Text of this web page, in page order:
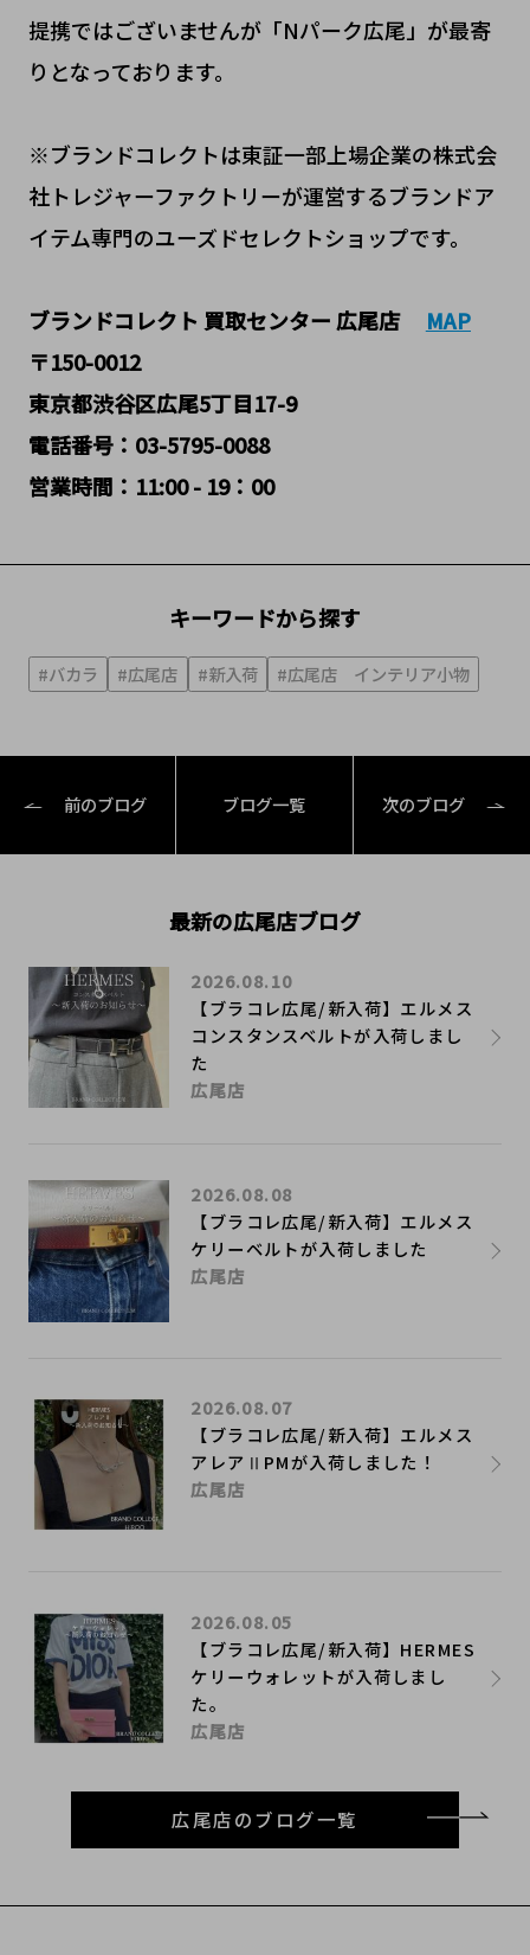
提携ではございませんが「Nパーク広尾」が最寄
りとなっております。
※ブランドコレクトは東証一部上場企業の株式会
社トレジャーファクトリーが運営するブランドア
イテム専門のユーズドセレクトショップです。
ブランドコレクト 買取センター 広尾店 MAP
〒150-0012
東京都渋谷区広尾5丁目17-9
電話番号：03-5795-0088
営業時間：11:00 - 19：00
キーワードから探す
#バカラ #広尾店 #新入荷 #広尾店 インテリア小物
前のブログ ブログ一覧 次のブログ
最新の広尾店ブログ
【ブラコレ広尾/新入荷】エルメス
コンスタンスベルトが入荷しまし
た
2026.08.10
広尾店
【ブラコレ広尾/新入荷】エルメス
ケリーベルトが入荷しました
2026.08.08
広尾店
【ブラコレ広尾/新入荷】エルメス
アレアⅡPMが入荷しました！
2026.08.07
広尾店
【ブラコレ広尾/新入荷】HERMES
ケリーウォレットが入荷しまし
た。
2026.08.05
広尾店
広尾店のブログ一覧